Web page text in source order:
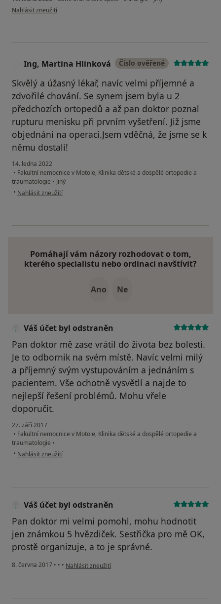
podle názoru uživatele K.M.
Nahlásit zneužití
Ing, Martina Hlinková Číslo ověřené
Skvělý a úžasný lékař, navíc velmi příjemné a
zdvořilé chování. Se synem jsem byla u 2
předchozích ortopedů a až pan doktor poznal
rupturu menisku při prvním vyšetření. Již jsme
objednáni na operaci.Jsem vděčná, že jsme se k
němu dostali!
14. ledna 2022
• Fakultní nemocnice v Motole, Klinika dětské a dospělé ortopedie a
traumatologie • Jiný
• podle názoru uživatele Ing, Martina Hlinková
Nahlásit zneužití
Pomáhají vám názory rozhodovat o tom,
kterého specialistu nebo ordinaci navštívit?
Ano Ne
Váš účet byl odstraněn
Pan doktor mě zase vrátil do života bez bolestí.
Je to odbornik na svém místě. Navíc velmi milý
a příjemný svým vystupováním a jednáním s
pacientem. Vše ochotně vysvětlí a najde to
nejlepší řešení problémů. Mohu vřele
doporučit.
27. září 2017
• Fakultní nemocnice v Motole, Klinika dětské a dospělé ortopedie a
traumatologie •
• podle názoru uživatele Váš účet byl odstraněn
Nahlásit zneužití
Váš účet byl odstraněn
Pan doktor mi velmi pomohl, mohu hodnotit
jen známkou 5 hvězdiček. Sestřička pro mě OK,
prostě organizuje, a to je správné.
8. června 2017 • • • podle názoru uživatele Váš účet byl odstraněn
Nahlásit zneužití